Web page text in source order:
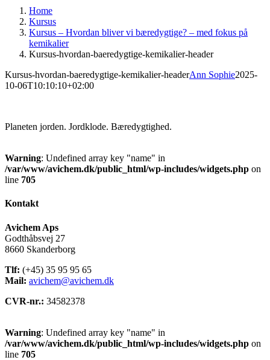
Home
Kursus
Kursus – Hvordan bliver vi bæredygtige? – med fokus på
kemikalier
Kursus-hvordan-baeredygtige-kemikalier-header
Kursus-hvordan-baeredygtige-kemikalier-headerAnn Sophie2025-
10-06T10:10:10+02:00
Planeten jorden. Jordklode. Bæredygtighed.
Warning: Undefined array key "name" in
/var/www/avichem.dk/public_html/wp-includes/widgets.php on
line 705
Kontakt
Avichem Aps
Godthåbsvej 27
8660 Skanderborg
Tlf: (+45) 35 95 95 65
Mail: avichem@avichem.dk
CVR-nr.: 34582378
Warning: Undefined array key "name" in
/var/www/avichem.dk/public_html/wp-includes/widgets.php on
line 705